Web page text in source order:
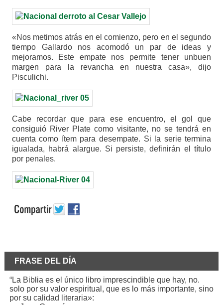
«Nos metimos atrás en el comienzo, pero en el segundo
tiempo Gallardo nos acomodó un par de ideas y
mejoramos. Este empate nos permite tener unbuen
margen para la revancha en nuestra casa», dijo
Pisculichi.
Cabe recordar que para ese encuentro, el gol que
consiguió River Plate como visitante, no se tendrá en
cuenta como ítem para desempate. Si la serie termina
igualada, habrá alargue. Si persiste, definirán el título
por penales.
FRASE DEL DÍA
“La Biblia es el único libro imprescindible que hay, no.
solo por su valor espiritual, que es lo más importante, sino
por su calidad literaria»: